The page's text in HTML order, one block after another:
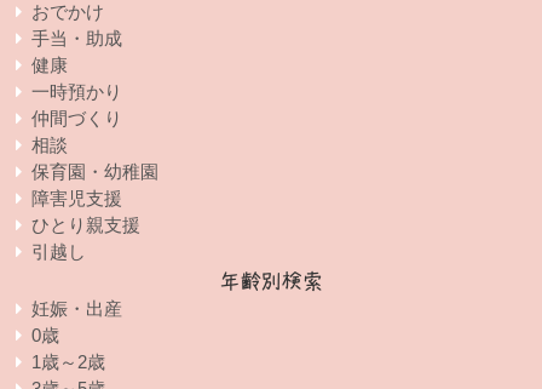
おでかけ
手当・助成
健康
一時預かり
仲間づくり
相談
保育園・幼稚園
障害児支援
ひとり親支援
引越し
年齢別検索
妊娠・出産
0歳
1歳～2歳